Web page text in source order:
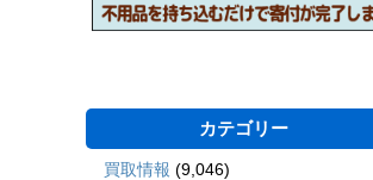
カテゴリー
買取情報 (9,046)